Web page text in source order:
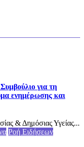
για τη
ενημέρωσης και
& Δημόσιας Υγείας...
Ροή Ειδήσεων